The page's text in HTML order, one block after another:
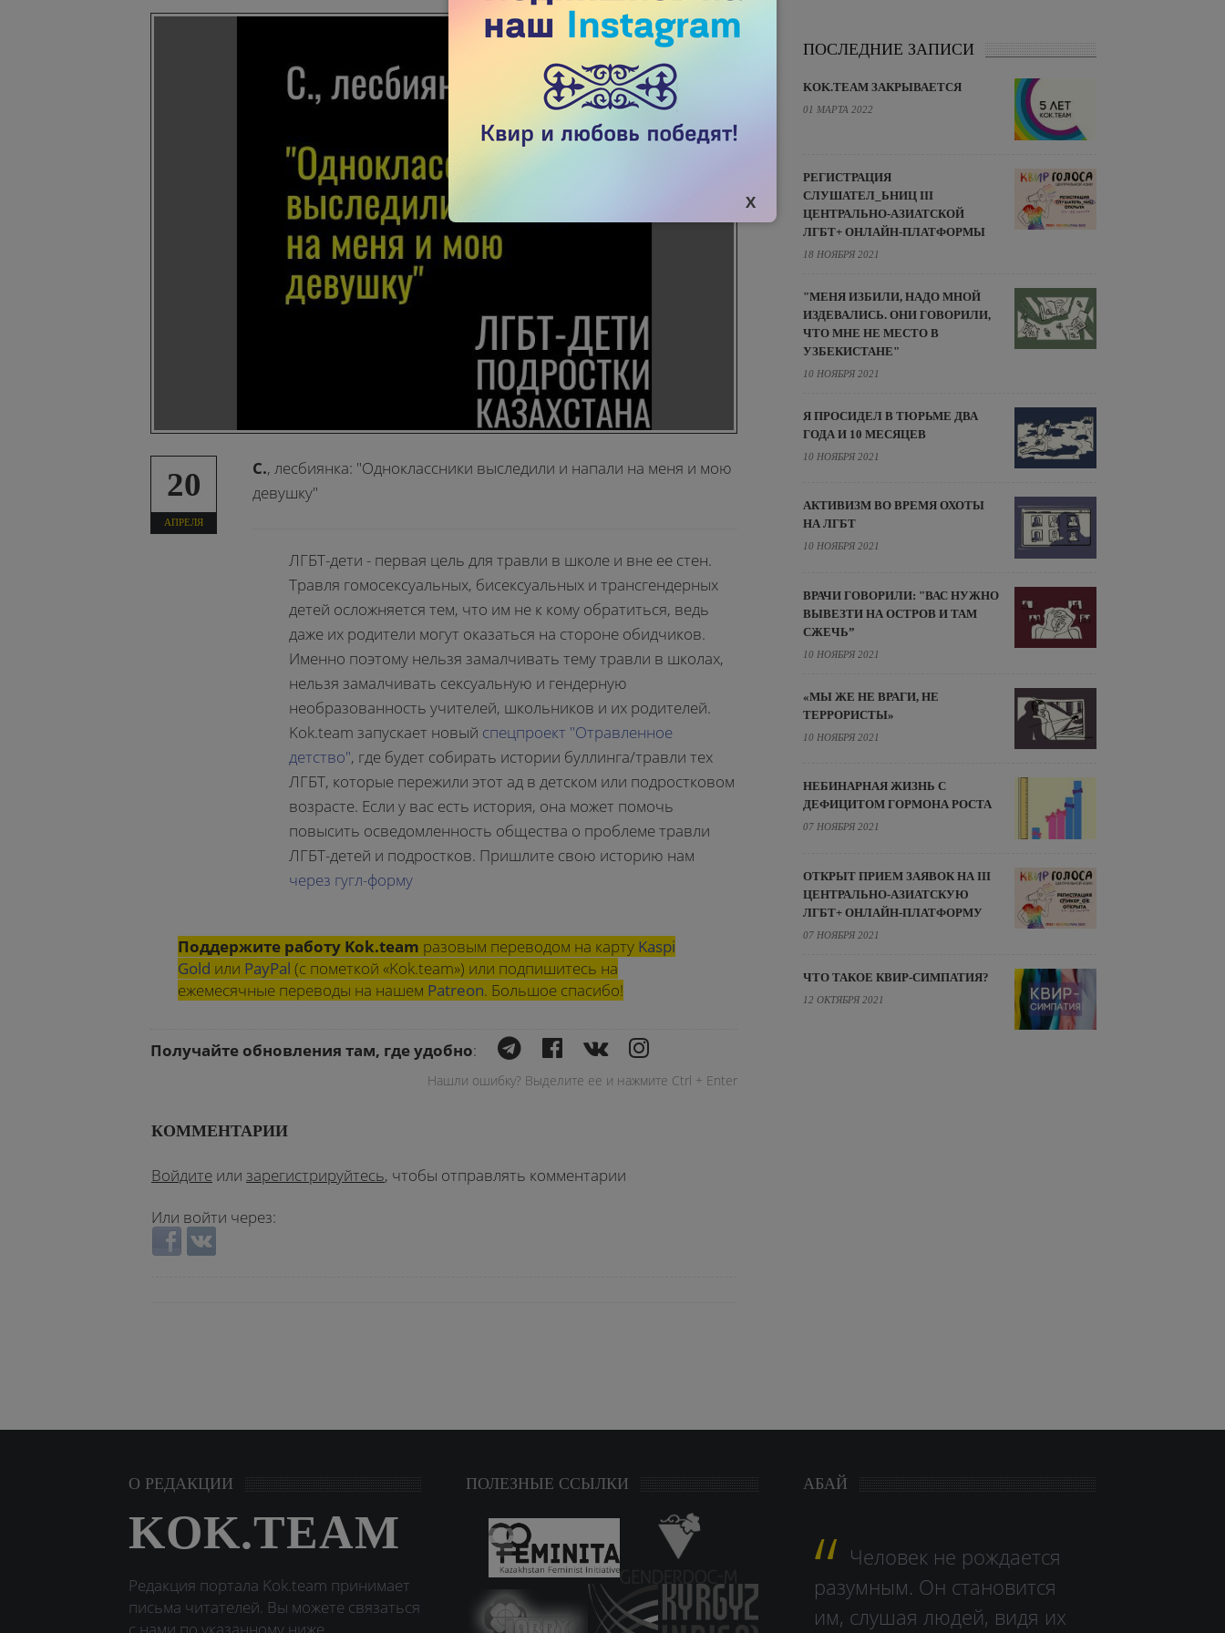
20
АПРЕЛЯ
С., лесбиянка: "Одноклассники выследили и напали на меня и мою
девушку"
ЛГБТ-дети - первая цель для травли в школе и вне ее стен.
Травля гомосексуальных, бисексуальных и трансгендерных
детей осложняется тем, что им не к кому обратиться, ведь
даже их родители могут оказаться на стороне обидчиков.
Именно поэтому нельзя замалчивать тему травли в школах,
нельзя замалчивать сексуальную и гендерную
необразованность учителей, школьников и их родителей.
Kok.team запускает новый спецпроект "Отравленное
детство", где будет собирать истории буллинга/травли тех
ЛГБТ, которые пережили этот ад в детском или подростковом
возрасте. Если у вас есть история, она может помочь
повысить осведомленность общества о проблеме травли
ЛГБТ-детей и подростков. Пришлите свою историю нам
через гугл-форму
Поддержите работу Kok.team разовым переводом на карту Kaspi
Gold или PayPal (с пометкой «Kok.team») или подпишитесь на
ежемесячные переводы на нашем Patreon. Большое спасибо!
Получайте обновления там, где удобно:
Нашли ошибку? Выделите ее и нажмите Ctrl + Enter
КОММЕНТАРИИ
Войдите или зарегистрируйтесь, чтобы отправлять комментарии
Или войти через:
Login with Facebook
Login with ВКонтакте
ПОСЛЕДНИЕ ЗАПИСИ
KOK.TEAM ЗАКРЫВАЕТСЯ
01 МАРТА 2022
РЕГИСТРАЦИЯ
СЛУШАТЕЛ_ЬНИЦ III
ЦЕНТРАЛЬНО-АЗИАТСКОЙ
ЛГБТ+ ОНЛАЙН-ПЛАТФОРМЫ
18 НОЯБРЯ 2021
"МЕНЯ ИЗБИЛИ, НАДО МНОЙ
ИЗДЕВАЛИСЬ. ОНИ ГОВОРИЛИ,
ЧТО МНЕ НЕ МЕСТО В
УЗБЕКИСТАНЕ"
10 НОЯБРЯ 2021
Я ПРОСИДЕЛ В ТЮРЬМЕ ДВА
ГОДА И 10 МЕСЯЦЕВ
10 НОЯБРЯ 2021
АКТИВИЗМ ВО ВРЕМЯ ОХОТЫ
НА ЛГБТ
10 НОЯБРЯ 2021
ВРАЧИ ГОВОРИЛИ: "ВАС НУЖНО
ВЫВЕЗТИ НА ОСТРОВ И ТАМ
СЖЕЧЬ”
10 НОЯБРЯ 2021
«МЫ ЖЕ НЕ ВРАГИ, НЕ
ТЕРРОРИСТЫ»
10 НОЯБРЯ 2021
НЕБИНАРНАЯ ЖИЗНЬ С
ДЕФИЦИТОМ ГОРМОНА РОСТА
07 НОЯБРЯ 2021
ОТКРЫТ ПРИЕМ ЗАЯВОК НА III
ЦЕНТРАЛЬНО-АЗИАТСКУЮ
ЛГБТ+ ОНЛАЙН-ПЛАТФОРМУ
07 НОЯБРЯ 2021
ЧТО ТАКОЕ КВИР-СИМПАТИЯ?
12 ОКТЯБРЯ 2021
О РЕДАКЦИИ
KOK.TEAM
Редакция портала Kok.team принимает
письма читателей. Вы можете связаться
с нами по указанному ниже
ПОЛЕЗНЫЕ ССЫЛКИ АБАЙ
Человек не рождается
разумным. Он становится
им, слушая людей, видя их